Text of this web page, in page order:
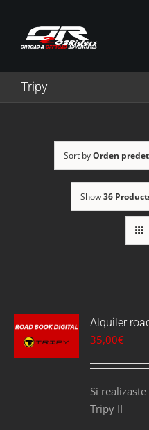
content
Tripy
Sort byOrden
Show36
Alquiler
35,00€
Si
Tripy II